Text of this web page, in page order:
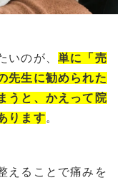
いのが、 単に「売
先生に勧められた
うと、かえって院
ります。
えることで痛みを